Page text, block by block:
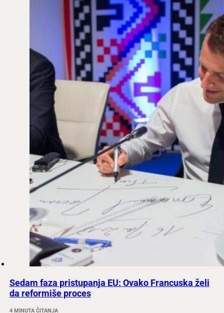
Sedam faza pristupanja EU: Ovako Francuska želi
da reformiše proces
4 MINUTA ČITANJA